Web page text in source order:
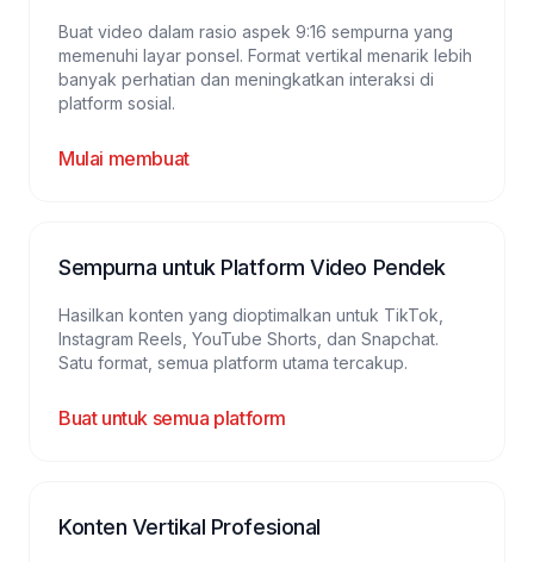
Buat video dalam rasio aspek 9:16 sempurna yang
memenuhi layar ponsel. Format vertikal menarik lebih
banyak perhatian dan meningkatkan interaksi di
platform sosial.
Mulai membuat
Sempurna untuk Platform Video Pendek
Hasilkan konten yang dioptimalkan untuk TikTok,
Instagram Reels, YouTube Shorts, dan Snapchat.
Satu format, semua platform utama tercakup.
Buat untuk semua platform
Konten Vertikal Profesional